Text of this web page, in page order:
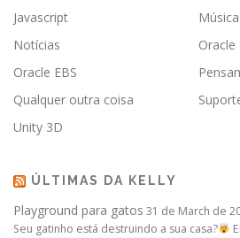
Javascript
Música
Notícias
Oracle
Oracle EBS
Qualquer outra coisa
Unity 3D
ÚLTIMAS DA KELLY
Playground para gatos 31 de March de
Seu gatinho está destruindo a sua casa?